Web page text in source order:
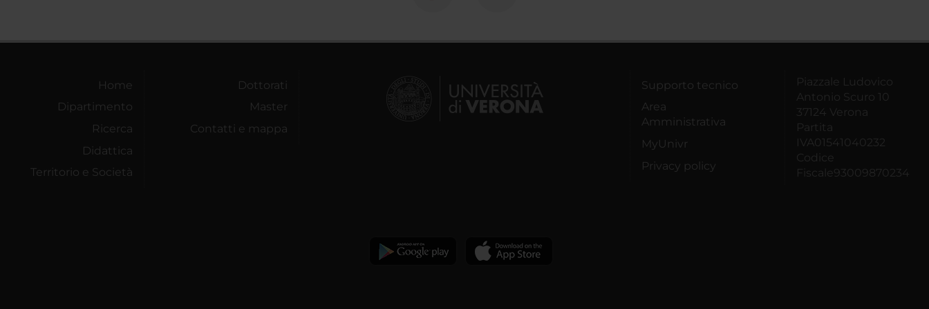
Home
Dipartimento
Ricerca
Didattica
Territorio e Società
Dottorati
Master
Contatti e mappa
Supporto tecnico
Area
Amministrativa
MyUnivr
Privacy policy
Piazzale Ludovico
Antonio Scuro 10
37124 Verona
Partita
IVA01541040232
Codice
Fiscale93009870234